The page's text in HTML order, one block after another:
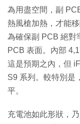
為用盡空間，副
熱風槍加熱，才能
為確保副 PCB 絕對
PCB 表面。內部
這是預期之內，但
S9 系列。較特別是
平。
充電池如此形狀，